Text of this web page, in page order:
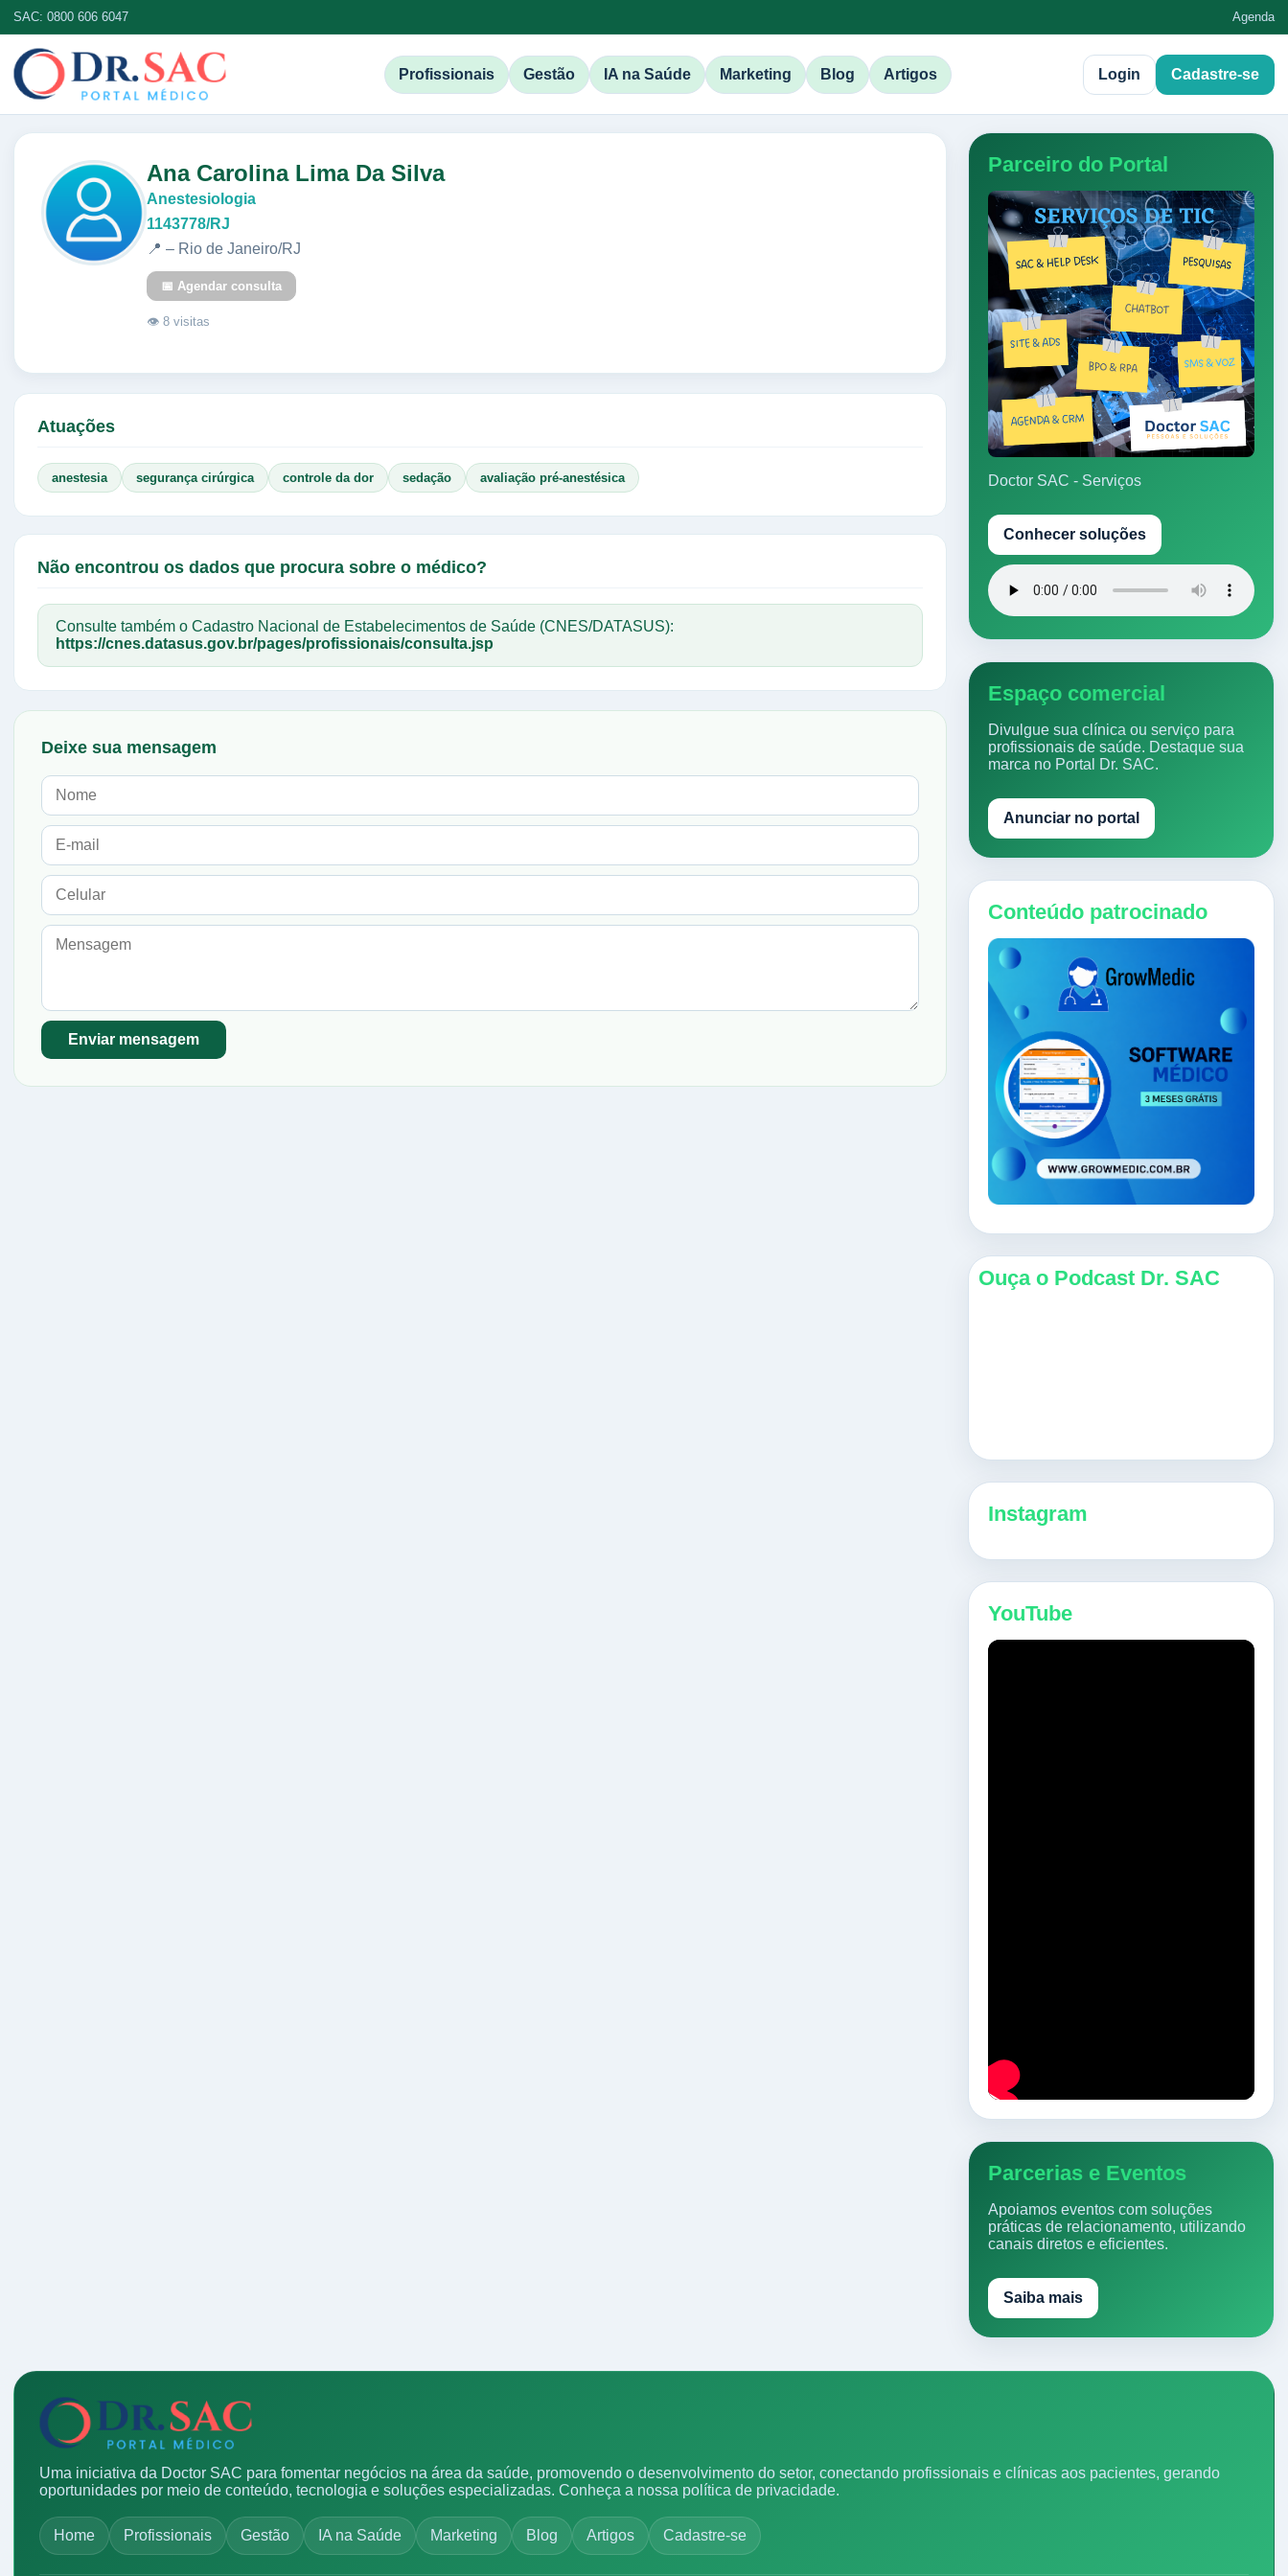
SAC: 0800 606 6047 Agenda
Profissionais Gestão IA na Saúde Marketing Blog Artigos Login Cadastre-se
Ana Carolina Lima Da Silva
Anestesiologia
1143778/RJ
📍 – Rio de Janeiro/RJ
📅 Agendar consulta
👁 8 visitas
Atuações
anestesia segurança cirúrgica controle da dor sedação avaliação pré-anestésica
Não encontrou os dados que procura sobre o médico?
Consulte também o Cadastro Nacional de Estabelecimentos de Saúde (CNES/DATASUS):
https://cnes.datasus.gov.br/pages/profissionais/consulta.jsp
Deixe sua mensagem
Parceiro do Portal
Doctor SAC - Serviços
Conhecer soluções
Espaço comercial
Divulgue sua clínica ou serviço para
profissionais de saúde. Destaque sua
marca no Portal Dr. SAC.
Anunciar no portal
Conteúdo patrocinado
Ouça o Podcast Dr. SAC
Instagram
YouTube
Parcerias e Eventos
Apoiamos eventos com soluções
práticas de relacionamento, utilizando
canais diretos e eficientes.
Saiba mais
Uma iniciativa da Doctor SAC para fomentar negócios na área da saúde, promovendo o desenvolvimento do setor, conectando profissionais e clínicas aos pacientes, gerando
oportunidades por meio de conteúdo, tecnologia e soluções especializadas. Conheça a nossa política de privacidade.
Home Profissionais Gestão IA na Saúde Marketing Blog Artigos Cadastre-se